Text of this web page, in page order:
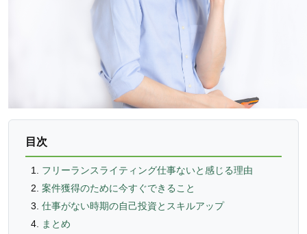
目次
フリーランスライティング仕事ないと感じる理由
案件獲得のために今すぐできること
仕事がない時期の自己投資とスキルアップ
まとめ